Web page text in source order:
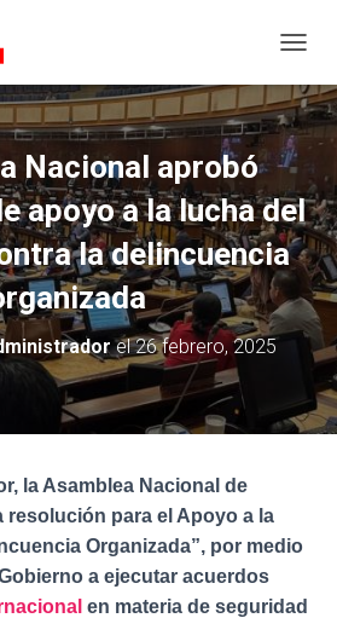
Nacional aprobó
apoyo a la lucha del
la delincuencia
el26 febrero, 2025
la Asamblea Nacional de
resolución para el Apoyo a la
Organizada”, por medio
a ejecutar acuerdos
en materia de seguridad